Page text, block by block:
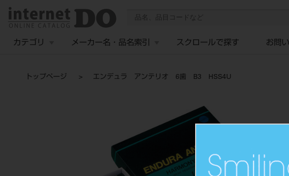
カテゴリ メーカー名・品名索引 スクロールで探す お問
トップページ エンデュラ アンテリオ 6歯 B3 HSS4U